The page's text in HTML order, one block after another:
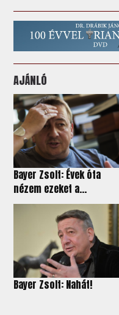
AJÁNLÓ
Bayer Zsolt: Évek óta
nézem ezeket a...
Bayer Zsolt: Nahát!